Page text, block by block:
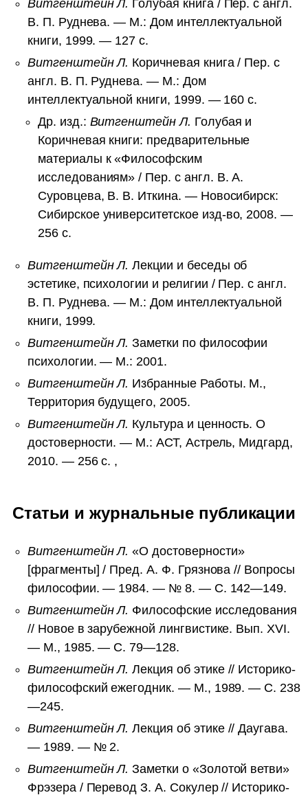
Витгенштейн Л. Голубая книга / Пер. с англ.
В. П. Руднева. — М.: Дом интеллектуальной
книги, 1999. — 127 с.
Витгенштейн Л. Коричневая книга / Пер. с
англ. В. П. Руднева. — М.: Дом
интеллектуальной книги, 1999. — 160 с.
Др. изд.: Витгенштейн Л. Голубая и
Коричневая книги: предварительные
материалы к «Философским
исследованиям» / Пер. с англ. В. А.
Суровцева, В. В. Иткина. — Новосибирск:
Сибирское университетское изд-во, 2008. —
256 с.
Витгенштейн Л. Лекции и беседы об
эстетике, психологии и религии / Пер. с англ.
В. П. Руднева. — М.: Дом интеллектуальной
книги, 1999.
Витгенштейн Л. Заметки по философии
психологии. — М.: 2001.
Витгенштейн Л. Избранные Работы. М.,
Территория будущего, 2005.
Витгенштейн Л. Культура и ценность. О
достоверности. — М.: АСТ, Астрель, Мидгард,
2010. — 256 с. ,
Статьи и журнальные публикации
Витгенштейн Л. «О достоверности»
[фрагменты] / Пред. А. Ф. Грязнова // Вопросы
философии. — 1984. — № 8. — С. 142—149.
Витгенштейн Л. Философские исследования
// Новое в зарубежной лингвистике. Вып. XVI.
— М., 1985. — С. 79—128.
Витгенштейн Л. Лекция об этике // Историко-
философский ежегодник. — М., 1989. — С. 238
—245.
Витгенштейн Л. Лекция об этике // Даугава.
— 1989. — № 2.
Витгенштейн Л. Заметки о «Золотой ветви»
Фрэзера / Перевод З. А. Сокулер // Историко-